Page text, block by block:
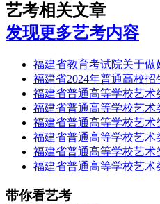
艺考相关文章
发现更多艺考内容
福建省教育考试院关于做
福建省2024年普通高校
福建省普通高等学校艺
福建省普通高等学校艺
福建省普通高等学校艺
福建省普通高等学校艺
福建省普通高等学校艺
福建省普通高等学校艺
带你看艺考